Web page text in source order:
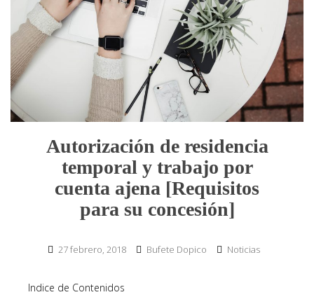
Autorización de residencia
temporal y trabajo por
cuenta ajena [Requisitos
para su concesión]
27 febrero, 2018 Bufete Dopico Noticias
Indice de Contenidos